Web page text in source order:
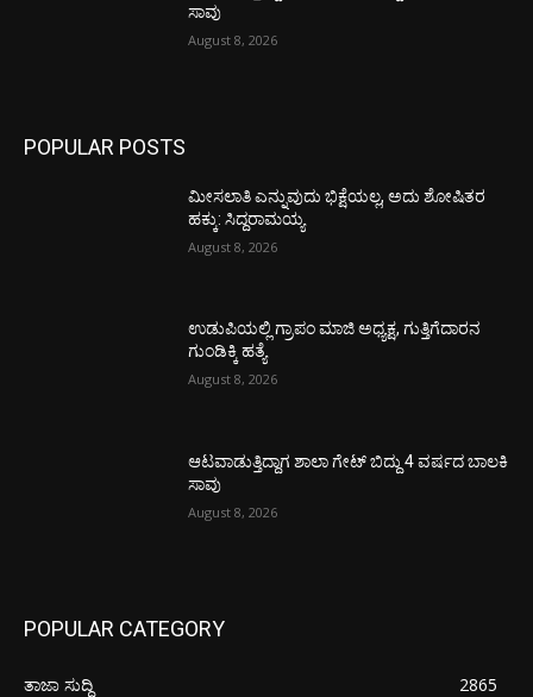
ಸಾವು
August 8, 2026
POPULAR POSTS
ಮೀಸಲಾತಿ ಎನ್ನುವುದು ಭಿಕ್ಷೆಯಲ್ಲ, ಅದು ಶೋಷಿತರ
ಹಕ್ಕು: ಸಿದ್ದರಾಮಯ್ಯ
August 8, 2026
ಉಡುಪಿಯಲ್ಲಿ ಗ್ರಾಪಂ ಮಾಜಿ ಅಧ್ಯಕ್ಷ, ಗುತ್ತಿಗೆದಾರನ
ಗುಂಡಿಕ್ಕಿ ಹತ್ಯೆ
August 8, 2026
ಆಟವಾಡುತ್ತಿದ್ದಾಗ ಶಾಲಾ ಗೇಟ್‌ ಬಿದ್ದು 4 ವರ್ಷದ ಬಾಲಕಿ
ಸಾವು
August 8, 2026
POPULAR CATEGORY
ತಾಜಾ ಸುದ್ದಿ
2865